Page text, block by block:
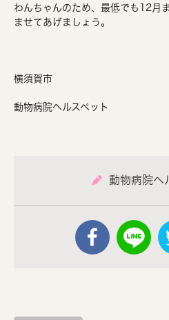
わんちゃんのため、最低でも12月
ませてあげましょう。
横須賀市
動物病院ヘルスペット
動物病院ヘ